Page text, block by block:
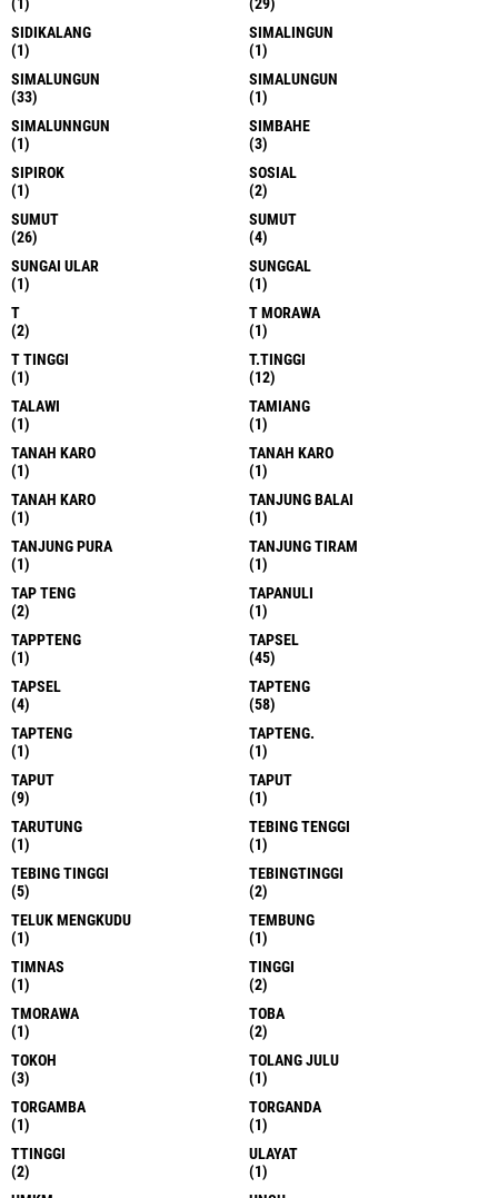
(1)
(29)
SIDIKALANG
(1)
SIMALINGUN
(1)
SIMALUNGUN
(33)
SIMALUNGUN
(1)
SIMALUNNGUN
(1)
SIMBAHE
(3)
SIPIROK
(1)
SOSIAL
(2)
SUMUT
(26)
SUMUT
(4)
SUNGAI ULAR
(1)
SUNGGAL
(1)
T
(2)
T MORAWA
(1)
T TINGGI
(1)
T.TINGGI
(12)
TALAWI
(1)
TAMIANG
(1)
TANAH KARO
(1)
TANAH KARO
(1)
TANAH KARO
(1)
TANJUNG BALAI
(1)
TANJUNG PURA
(1)
TANJUNG TIRAM
(1)
TAP TENG
(2)
TAPANULI
(1)
TAPPTENG
(1)
TAPSEL
(45)
TAPSEL
(4)
TAPTENG
(58)
TAPTENG
(1)
TAPTENG.
(1)
TAPUT
(9)
TAPUT
(1)
TARUTUNG
(1)
TEBING TENGGI
(1)
TEBING TINGGI
(5)
TEBINGTINGGI
(2)
TELUK MENGKUDU
(1)
TEMBUNG
(1)
TIMNAS
(1)
TINGGI
(2)
TMORAWA
(1)
TOBA
(2)
TOKOH
(3)
TOLANG JULU
(1)
TORGAMBA
(1)
TORGANDA
(1)
TTINGGI
(2)
ULAYAT
(1)